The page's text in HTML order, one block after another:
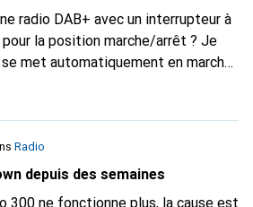
Chez vous aussi, ou
le rang 1 ?
radio DAB+ avec un interrupteur à
la position marche/arrêt ? Je
met automatiquement en marche
Radio
depuis des semaines
300 ne fonctionne plus, la cause est